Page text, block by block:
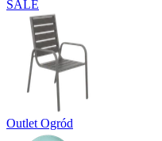
SALE
Outlet Ogród